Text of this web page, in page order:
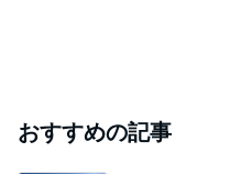
おすすめの記事